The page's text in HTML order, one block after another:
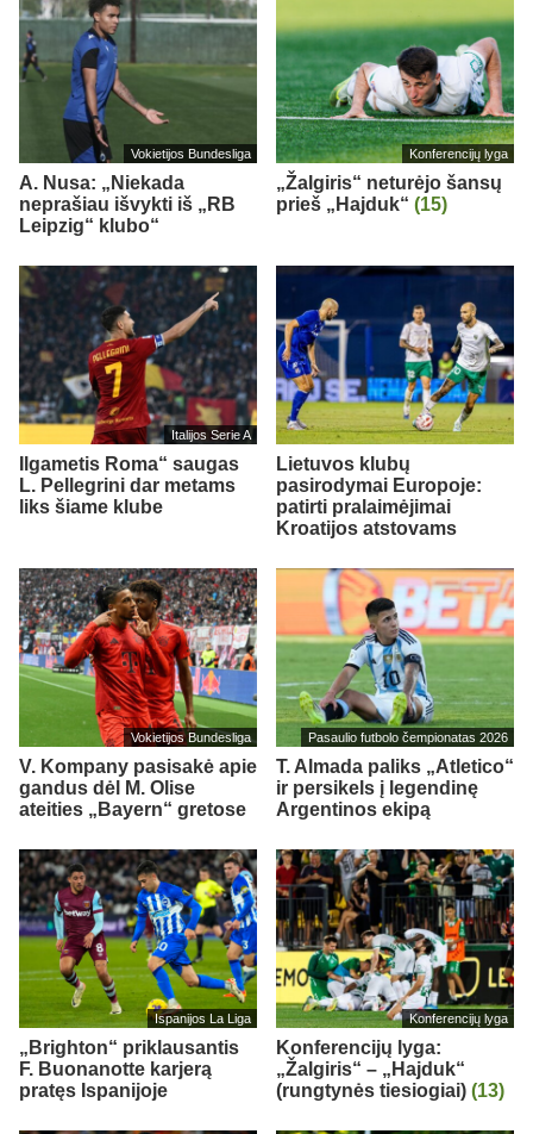
Vokietijos Bundesliga
A. Nusa: „Niekada
neprašiau išvykti iš „RB
Leipzig“ klubo“
Konferencijų lyga
„Žalgiris“ neturėjo šansų
prieš „Hajduk“ (15)
Italijos Serie A
Ilgametis Roma“ saugas
L. Pellegrini dar metams
liks šiame klube
Lietuvos klubų
pasirodymai Europoje:
patirti pralaimėjimai
Kroatijos atstovams
Vokietijos Bundesliga
V. Kompany pasisakė apie
gandus dėl M. Olise
ateities „Bayern“ gretose
Pasaulio futbolo čempionatas 2026
T. Almada paliks „Atletico“
ir persikels į legendinę
Argentinos ekipą
Ispanijos La Liga
„Brighton“ priklausantis
F. Buonanotte karjerą
pratęs Ispanijoje
Konferencijų lyga
Konferencijų lyga:
„Žalgiris“ – „Hajduk“
(rungtynės tiesiogiai) (13)